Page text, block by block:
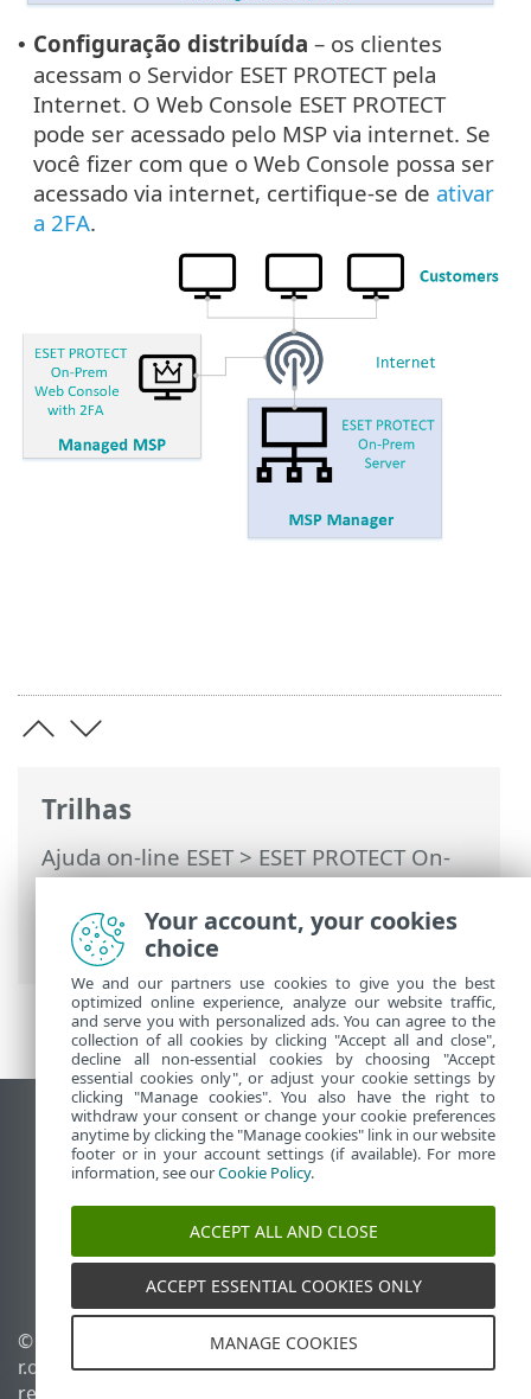
Trilhas
Ajuda on-line ESET>ESET PROTECT On-
Prem>Usando o ESET PROTECT On-Prem
> ESET PROTECT On-Prem para
Provedores de serviço gerenciados
• Configuração distribuída – os clientes
acessam o Servidor ESET PROTECT pela
Internet. O Web Console ESET PROTECT
pode ser acessado pelo MSP via internet. Se
você fizer com que o Web Console possa ser
acessado via internet, certifique-se de ativar
a 2FA.
Ver site para desktop
End of Life
Base de conhecimento ESET
Fórum ESET
ESET Status Portal
Suporte regional
© 1992 - 2026 ESET, spol. s
r.o. - Todos os direitos
reservados.
Gerenciar cookies
Política de cookies
Your account, your cookies
choice
We and our partners use cookies to give you the best
optimized online experience, analyze our website traffic,
and serve you with personalized ads. You can agree to the
collection of all cookies by clicking "Accept all and close",
decline all non-essential cookies by choosing "Accept
essential cookies only", or adjust your cookie settings by
clicking "Manage cookies". You also have the right to
withdraw your consent or change your cookie preferences
anytime by clicking the "Manage cookies" link in our website
footer or in your account settings (if available). For more
information, see ourCookie Policy.
ACCEPT ALL AND CLOSE
ACCEPT ESSENTIAL COOKIES ONLY
MANAGE COOKIES